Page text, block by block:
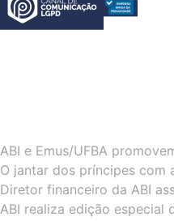
ABI e Emus/UFBA
O jantar dos príncipes com
Diretor financeiro da ABI
ABI realiza edição especial